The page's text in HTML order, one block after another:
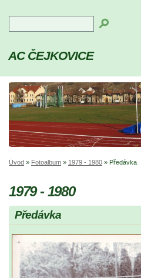
AC ČEJKOVICE
Úvod » Fotoalbum » 1979 - 1980 » Předávka
1979 - 1980
Předávka